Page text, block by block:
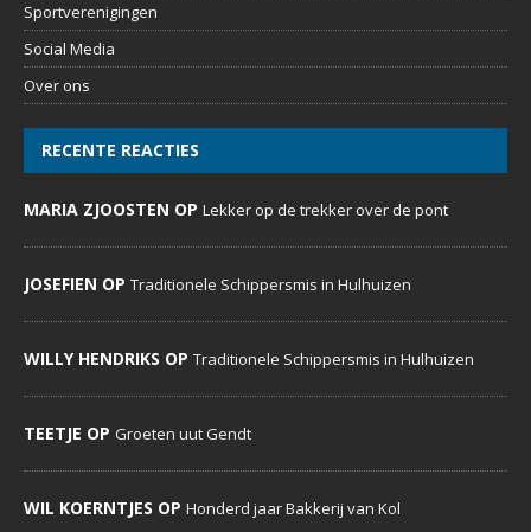
Sportverenigingen
Social Media
Over ons
RECENTE REACTIES
MARIA ZJOOSTEN OP Lekker op de trekker over de pont
JOSEFIEN OP Traditionele Schippersmis in Hulhuizen
WILLY HENDRIKS OP Traditionele Schippersmis in Hulhuizen
TEETJE OP Groeten uut Gendt
WIL KOERNTJES OP Honderd jaar Bakkerij van Kol